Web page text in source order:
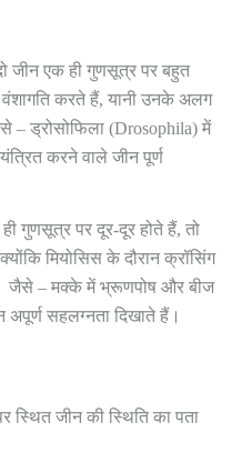
जीन एक ही गुणसूत्र पर बहुत
करते हैं, यानी उनके अलग
– ड्रोसोफिला (Drosophila) में
करने वाले जीन पूर्ण
गुणसूत्र पर दूर-दूर होते हैं, तो
मियोसिस के दौरान क्रॉसिंग
जैसे – मक्के में भ्रूणपोष और बीज
सहलग्नता दिखाते हैं।
जीन की स्थिति का पता